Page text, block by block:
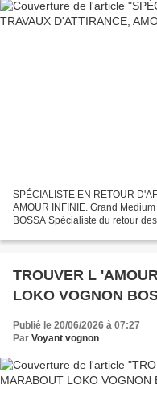
SPÉCIALISTE EN RETOUR
AMOUR INFINIE. Grand
BOSSA Spécialiste du retour
TROUVER L
LOKO VOGNON
Publié le 20/06/2026 à 07:27
Par Voyant vognon